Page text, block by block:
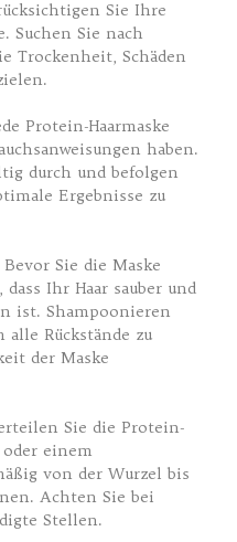
Sie Ihre
Suchen Sie nach
Trockenheit, Schäden
Protein-Haarmaske
haben.
durch und befolgen
Ergebnisse zu
Sie die Maske
Ihr Haar sauber und
ist. Shampoonieren
alle Rückstände zu
der Maske
Sie die Protein-
einem
von der Wurzel bis
Achten Sie bei
Stellen.